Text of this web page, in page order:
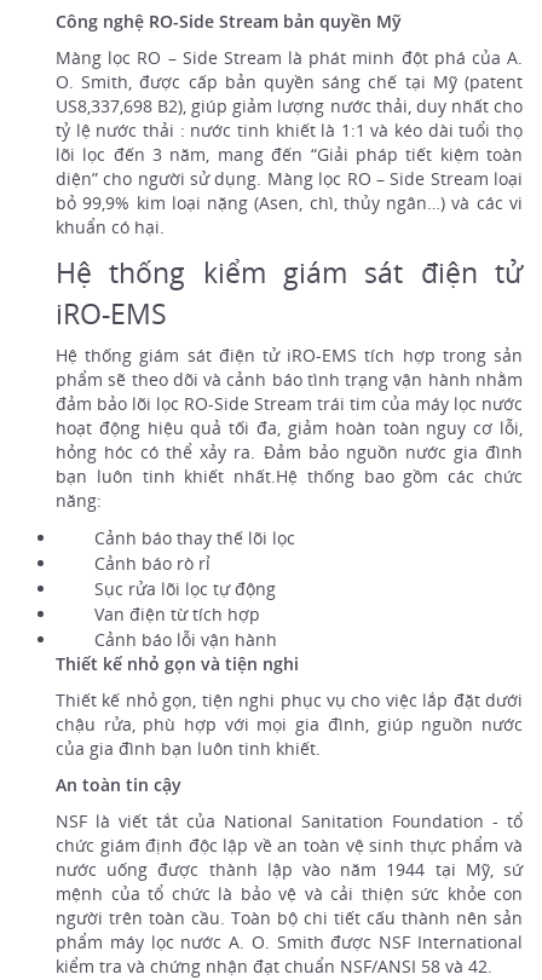
Công nghệ RO-Side Stream bản quyền Mỹ
Màng lọc RO – Side Stream là phát minh đột phá của A.
O. Smith, được cấp bản quyền sáng chế tại Mỹ (patent
US8,337,698 B2), giúp giảm lượng nước thải, duy nhất cho
tỷ lệ nước thải : nước tinh khiết là 1:1 và kéo dài tuổi thọ
lõi lọc đến 3 năm, mang đến “Giải pháp tiết kiệm toàn
diện” cho người sử dụng. Màng lọc RO – Side Stream loại
bỏ 99,9% kim loại nặng (Asen, chì, thủy ngân…) và các vi
khuẩn có hại.
Hệ thống kiểm giám sát điện tử
iRO-EMS
Hệ thống giám sát điện tử iRO-EMS tích hợp trong sản
phẩm sẽ theo dõi và cảnh báo tình trạng vận hành nhằm
đảm bảo lõi lọc RO-Side Stream trái tim của máy lọc nước
hoạt động hiệu quả tối đa, giảm hoàn toàn nguy cơ lỗi,
hỏng hóc có thể xảy ra. Đảm bảo nguồn nước gia đình
bạn luôn tinh khiết nhất.Hệ thống bao gồm các chức
năng:
Cảnh báo thay thế lõi lọc
Cảnh báo rò rỉ
Sục rửa lõi lọc tự động
Van điện từ tích hợp
Cảnh báo lỗi vận hành
Thiết kế nhỏ gọn và tiện nghi
Thiết kế nhỏ gọn, tiện nghi phục vụ cho việc lắp đặt dưới
chậu rửa, phù hợp với mọi gia đình, giúp nguồn nước
của gia đình bạn luôn tinh khiết.
An toàn tin cậy
NSF là viết tắt của National Sanitation Foundation - tổ
chức giám định độc lập về an toàn vệ sinh thực phẩm và
nước uống được thành lập vào năm 1944 tại Mỹ, sứ
mệnh của tổ chức là bảo vệ và cải thiện sức khỏe con
người trên toàn cầu. Toàn bộ chi tiết cấu thành nên sản
phẩm máy lọc nước A. O. Smith được NSF International
kiểm tra và chứng nhận đạt chuẩn NSF/ANSI 58 và 42.